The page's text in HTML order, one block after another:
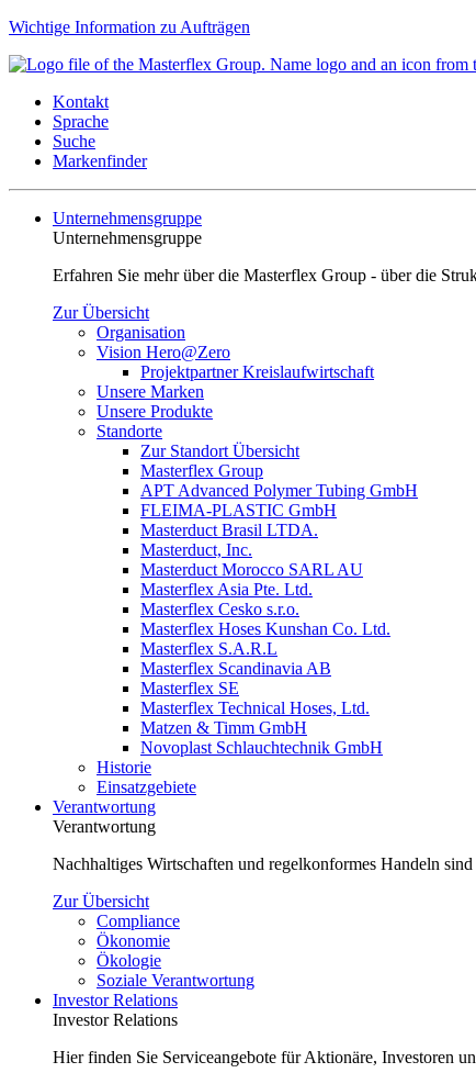
Wichtige Information zu Aufträgen
Kontakt
Sprache
Suche
Markenfinder
Unternehmensgruppe
Unternehmensgruppe
Erfahren Sie mehr über die Masterflex Group - über die
Zur Übersicht
Organisation
Vision Hero@Zero
Projektpartner Kreislaufwirtschaft
Unsere Marken
Unsere Produkte
Standorte
Zur Standort Übersicht
Masterflex Group
APT Advanced Polymer Tubing GmbH
FLEIMA-PLASTIC GmbH
Masterduct Brasil LTDA.
Masterduct, Inc.
Masterduct Morocco SARL AU
Masterflex Asia Pte. Ltd.
Masterflex Cesko s.r.o.
Masterflex Hoses Kunshan Co. Ltd.
Masterflex S.A.R.L
Masterflex Scandinavia AB
Masterflex SE
Masterflex Technical Hoses, Ltd.
Matzen & Timm GmbH
Novoplast Schlauchtechnik GmbH
Historie
Einsatzgebiete
Verantwortung
Verantwortung
Nachhaltiges Wirtschaften und regelkonformes Handeln
Zur Übersicht
Compliance
Ökonomie
Ökologie
Soziale Verantwortung
Investor Relations
Investor Relations
Hier finden Sie Serviceangebote für Aktionäre, Investoren